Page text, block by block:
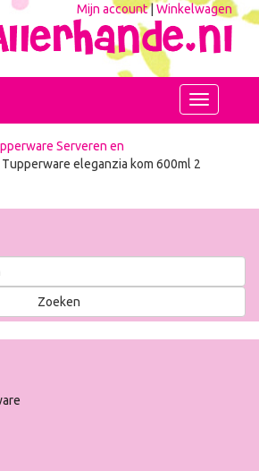
Mijn account|Winkelwagen
Toggle
navigation
Serveren en
Tupperware eleganzia kom 600ml 2